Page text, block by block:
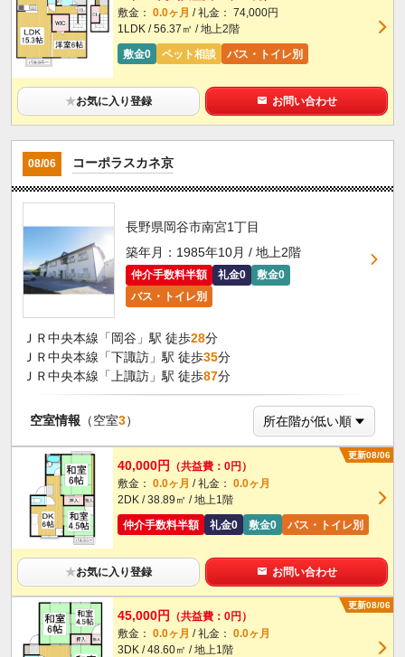
敷金： 0.0ヶ月 / 礼金： 74,000円
1LDK / 56.37㎡ / 地上2階
敷金0
ペット相談 バス・トイレ別
★お気に入り登録 お問い合わせ
08/06 コーポラスカネ京
長野県岡谷市南宮1丁目
築年月：1985年10月 / 地上2階
仲介手数料半額 礼金0
敷金0
バス・トイレ別
ＪＲ中央本線「岡谷」駅 徒歩28分
ＪＲ中央本線「下諏訪」駅 徒歩35分
ＪＲ中央本線「上諏訪」駅 徒歩87分
空室情報 （空室3）
更新08/06
40,000円
（共益費：0円）
敷金： 0.0ヶ月 / 礼金： 0.0ヶ月
2DK / 38.89㎡ / 地上1階
仲介手数料半額
礼金0 敷金0 バス・トイレ別
★お気に入り登録 お問い合わせ
更新08/06
45,000円
（共益費：0円）
敷金： 0.0ヶ月 / 礼金： 0.0ヶ月
3DK / 48.60㎡ / 地上1階